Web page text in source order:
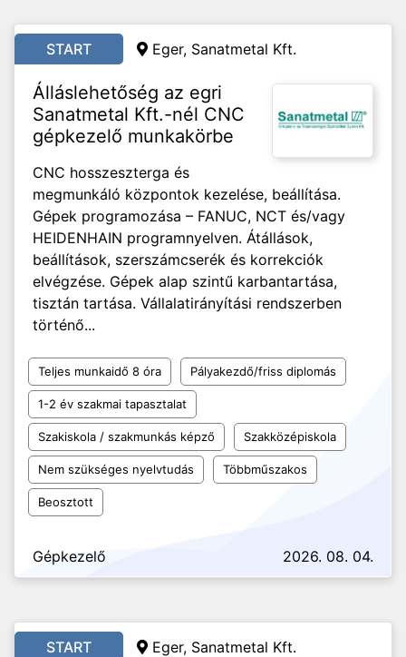
START Eger, Sanatmetal Kft.
Álláslehetőség az egri
Sanatmetal Kft.-nél CNC
gépkezelő munkakörbe
CNC hosszeszterga és
megmunkáló központok kezelése, beállítása.
Gépek programozása – FANUC, NCT és/vagy
HEIDENHAIN programnyelven. Átállások,
beállítások, szerszámcserék és korrekciók
elvégzése. Gépek alap szintű karbantartása,
tisztán tartása. Vállalatirányítási rendszerben
történő...
Teljes munkaidő 8 óra Pályakezdő/friss diplomás
1-2 év szakmai tapasztalat
Szakiskola / szakmunkás képző Szakközépiskola
Nem szükséges nyelvtudás Többműszakos
Beosztott
Gépkezelő 2026. 08. 04.
START Eger, Sanatmetal Kft.